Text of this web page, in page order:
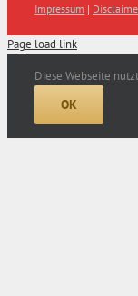
Impressum |
Page load link
Diese Webseite
OK